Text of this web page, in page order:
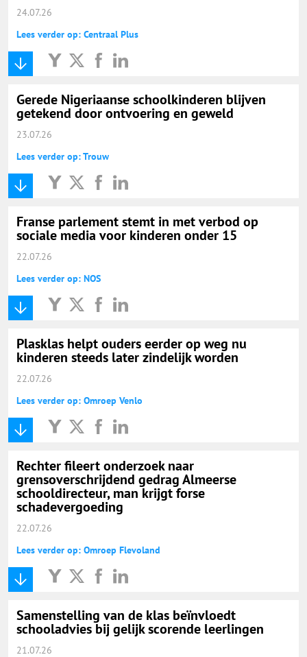
24.07.26
Lees verder op: Centraal Plus
Gerede Nigeriaanse schoolkinderen blijven
getekend door ontvoering en geweld
23.07.26
Lees verder op: Trouw
Franse parlement stemt in met verbod op
sociale media voor kinderen onder 15
22.07.26
Lees verder op: NOS
Plasklas helpt ouders eerder op weg nu
kinderen steeds later zindelijk worden
22.07.26
Lees verder op: Omroep Venlo
Rechter fileert onderzoek naar
grensoverschrijdend gedrag Almeerse
schooldirecteur, man krijgt forse
schadevergoeding
22.07.26
Lees verder op: Omroep Flevoland
Samenstelling van de klas beïnvloedt
schooladvies bij gelijk scorende leerlingen
21.07.26